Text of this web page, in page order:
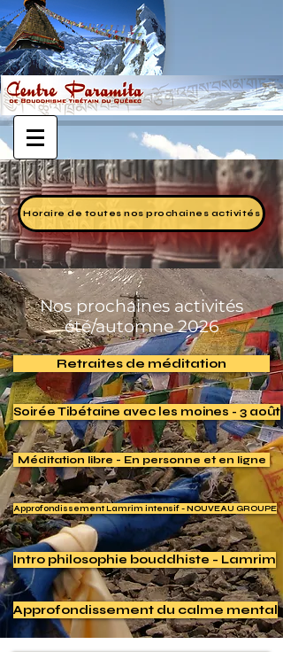
Horaire de toutes nos prochaines activités
Nos prochaines activités
été/automne 2026
Retraites de méditation
Soirée Tibétaine avec les moines - 3 août
Méditation libre - En personne et en ligne
Approfondissement Lamrim intensif - NOUVEAU GROUPE
Intro philosophie bouddhiste - Lamrim
Approfondissement du calme mental